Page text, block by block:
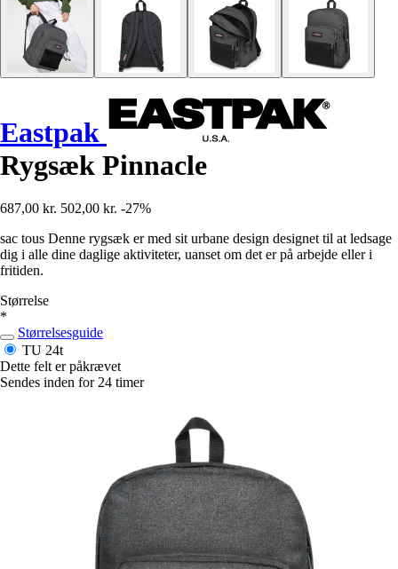
Eastpak
Rygsæk Pinnacle
687,00 kr. 502,00 kr. -27%
sac tous Denne rygsæk er med sit urbane design designet til at ledsage
dig i alle dine daglige aktiviteter, uanset om det er på arbejde eller i
fritiden.
Størrelse
*
Størrelsesguide
TU 24t
Dette felt er påkrævet
Sendes inden for 24 timer